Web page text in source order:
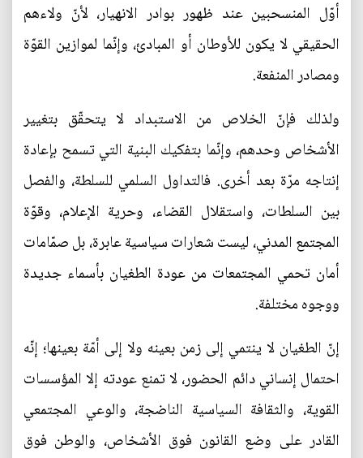
أوّل المنسحبين عند ظهور بوادر الانهيار، لأنّ ولاءهم
الحقيقي لا يكون للأوطان أو المبادئ، وإنّما لموازين القوّة
ومصادر المنفعة.
ولذلك فإنّ الخلاص من الاستبداد لا يتحقّق بتغيير
الأشخاص وحدهم، وإنّما بتفكيك البنية التي تسمح بإعادة
إنتاجه مرّة بعد أخرى. فالتداول السلمي للسلطة، والفصل
بين السلطات، واستقلال القضاء، وحرية الإعلام، وقوّة
المجتمع المدني، ليست شعارات سياسية عابرة، بل صمّامات
أمان تحمي المجتمعات من عودة الطغيان بأسماء جديدة
ووجوه مختلفة.
إنّ الطغيان لا ينتمي إلى زمن بعينه ولا إلى أمّة بعينها؛ إنّه
احتمال إنساني دائم الحضور، لا تمنع عودته إلا المؤسسات
القوية، والثقافة السياسية الناضجة، والوعي المجتمعي
القادر على وضع القانون فوق الأشخاص، والوطن فوق